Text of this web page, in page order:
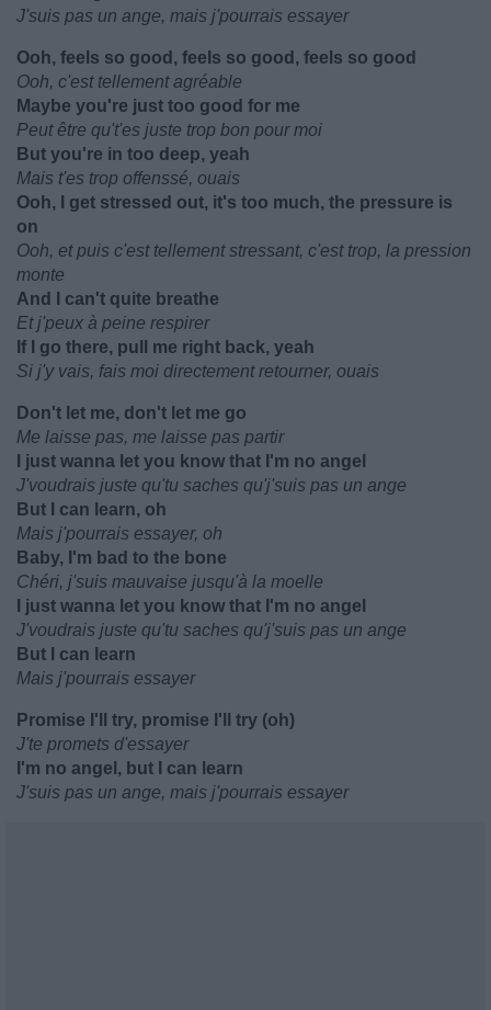
J'suis pas un ange, mais j'pourrais essayer
Ooh, feels so good, feels so good, feels so good
Ooh, c'est tellement agréable
Maybe you're just too good for me
Peut être qu't'es juste trop bon pour moi
But you're in too deep, yeah
Mais t'es trop offenssé, ouais
Ooh, I get stressed out, it's too much, the pressure is
on
Ooh, et puis c'est tellement stressant, c'est trop, la pression
monte
And I can't quite breathe
Et j'peux à peine respirer
If I go there, pull me right back, yeah
Si j'y vais, fais moi directement retourner, ouais
Don't let me, don't let me go
Me laisse pas, me laisse pas partir
I just wanna let you know that I'm no angel
J'voudrais juste qu'tu saches qu'j'suis pas un ange
But I can learn, oh
Mais j'pourrais essayer, oh
Baby, I'm bad to the bone
Chéri, j'suis mauvaise jusqu'à la moelle
I just wanna let you know that I'm no angel
J'voudrais juste qu'tu saches qu'j'suis pas un ange
But I can learn
Mais j'pourrais essayer
Promise I'll try, promise I'll try (oh)
J'te promets d'essayer
I'm no angel, but I can learn
J'suis pas un ange, mais j'pourrais essayer